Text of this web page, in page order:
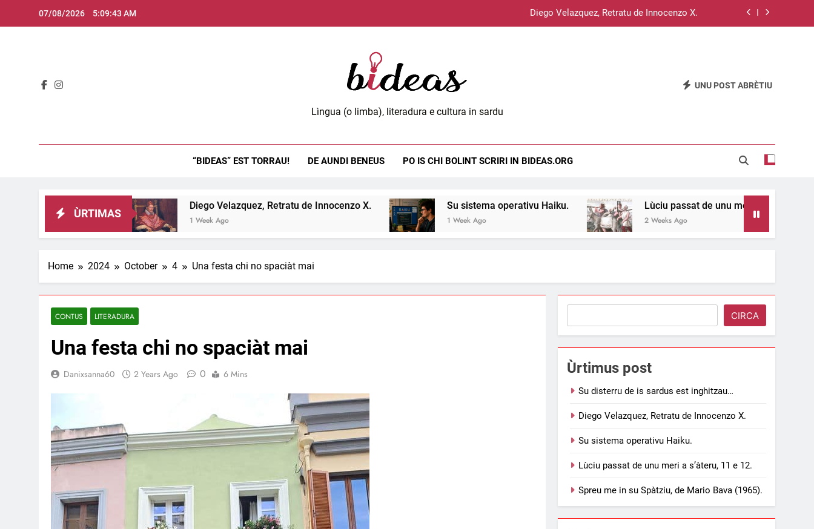
07/08/2026 5:09:44 AM Diego Velazquez, Retratu de Innocenzo X.
Su disterru de is sardus est inghitzau…
Su sistema operativu Haiku.
Bideas.orgLìngua (o limba), literadura e cultura in sardu
UNU POST ABRÈTIU
“BIDEAS” EST TORRAU! DE AUNDI BENEUS PO IS CHI BOLINT SCRIRI IN BIDEAS.ORG
ÙRTIMAS
Diego Velazquez, Retratu de Innocenzo X.
1 Week Ago
Su sistema operativu Haiku.
1 Week Ago
Lùciu passat de unu meri a s’àteru, 11 e 12.
2 Weeks Ago
Home 2024 October 4 Una festa chi no spaciàt mai
CONTUS LITERADURA
Una festa chi no spaciàt mai
Danixsanna60 2 Years Ago 0 6 Mins
CIRCA
Ùrtimus post
Su disterru de is sardus est inghitzau…
Diego Velazquez, Retratu de Innocenzo X.
Su sistema operativu Haiku.
Lùciu passat de unu meri a s’àteru, 11 e 12.
Spreu me in su Spàtziu, de Mario Bava (1965).